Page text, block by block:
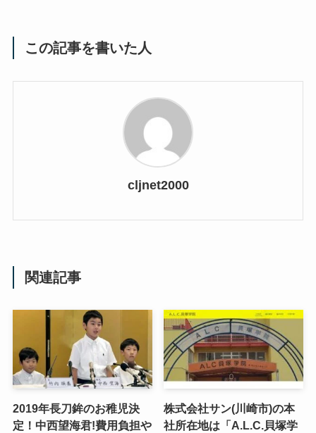
この記事を書いた人
cljnet2000
関連記事
2019年長刀鉾のお稚児決
定！中西望海君!費用負担や
株式会社サン(川崎市)の本
社所在地は「A.L.C.貝塚学